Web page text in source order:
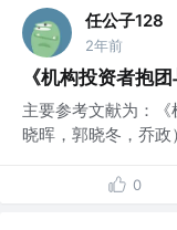
任公子128
2年前
《机构投资者抱
主要参考文献为：
晓晖，郭晓冬，乔
0